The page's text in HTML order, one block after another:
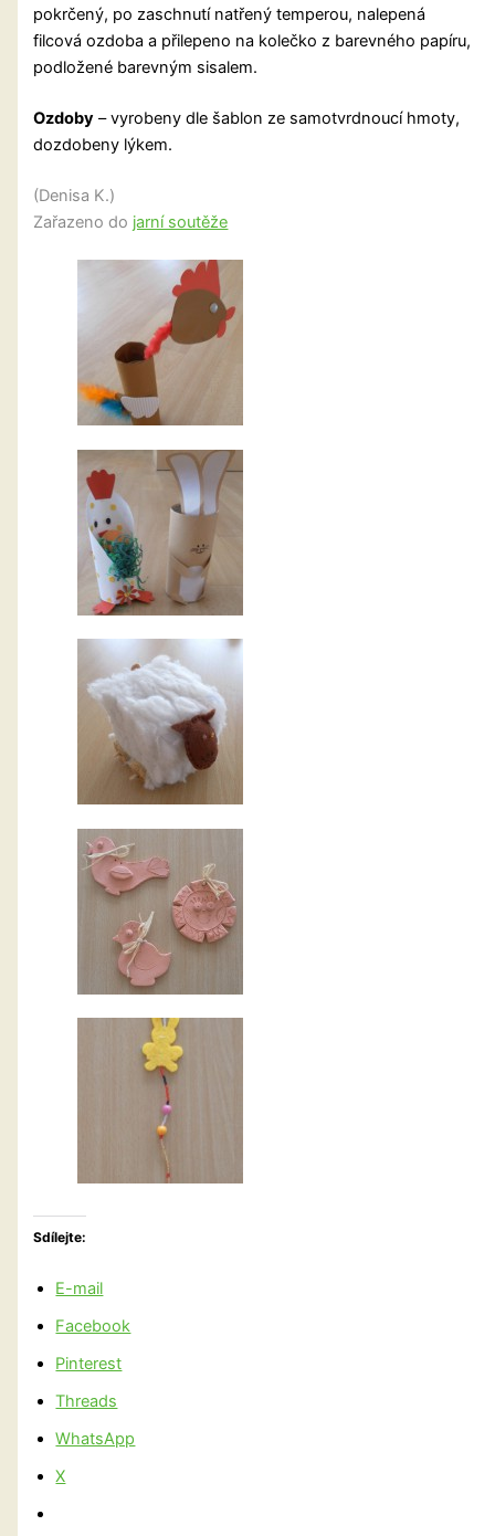
pokrčený, po zaschnutí natřený temperou, nalepená
filcová ozdoba a přilepeno na kolečko z barevného papíru,
podložené barevným sisalem.
Ozdoby – vyrobeny dle šablon ze samotvrdnoucí hmoty,
dozdobeny lýkem.
(Denisa K.)
Zařazeno do jarní soutěže
Sdílejte:
E-mail
Facebook
Pinterest
Threads
WhatsApp
X